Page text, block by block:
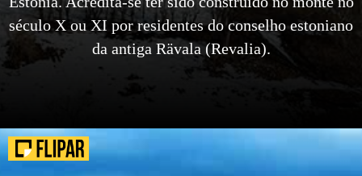
século X ou XI por residentes do conselho estoniano
da antiga Rävala (Revalia).